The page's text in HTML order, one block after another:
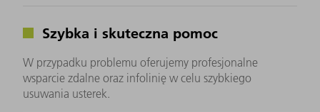
Szybka i skuteczna pomoc
W przypadku problemu oferujemy profesjonalne
wsparcie zdalne oraz infolinię w celu szybkiego
usuwania usterek.